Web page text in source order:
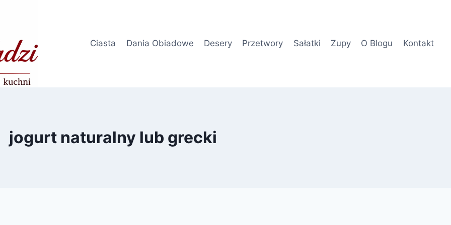
Ciasta
Dania Obiadowe Desery Przetwory Sałatki Zupy O Blogu Kontakt
jogurt naturalny lub grecki